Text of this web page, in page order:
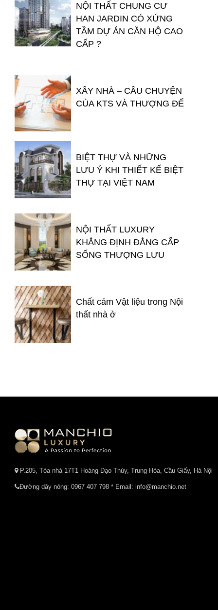
NỘI THẤT CHUNG CƯ
HAN JARDIN CÓ XỨNG
TẦM DỰ ÁN CĂN HỘ CAO
CẤP ?
XÂY NHÀ – CÂU CHUYỆN
CỦA KTS VÀ THƯỢNG ĐẾ
BIỆT THỰ VÀ NHỮNG
LƯU Ý KHI THIẾT KẾ BIỆT
THỰ TẠI VIỆT NAM
NỘI THẤT LUXURY
KHẲNG ĐỊNH ĐẲNG CẤP
SỐNG THƯỢNG LƯU
Chất cảm Vật liệu trong Nội
thất nhà ở
P.205, Tòa nhà 17T1 Hoàng Đạo Thúy, Trung Hòa, Cầu Giấy, Hà Nội
Đường dây nóng: 0967 407 798 * Email: info@manchio.net